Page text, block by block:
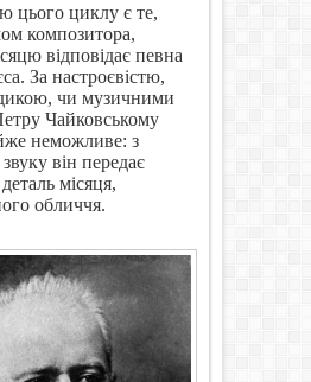
цього циклу є те,
композитора,
відповідає певна
За настроєвістю,
чи музичними
Чайковському
неможливе: з
він передає
місяця,
обличчя.